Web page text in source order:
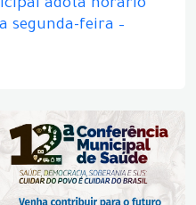
adota horário
segunda-feira –